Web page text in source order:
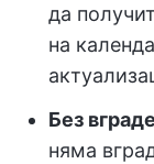
да
на
Без
няма